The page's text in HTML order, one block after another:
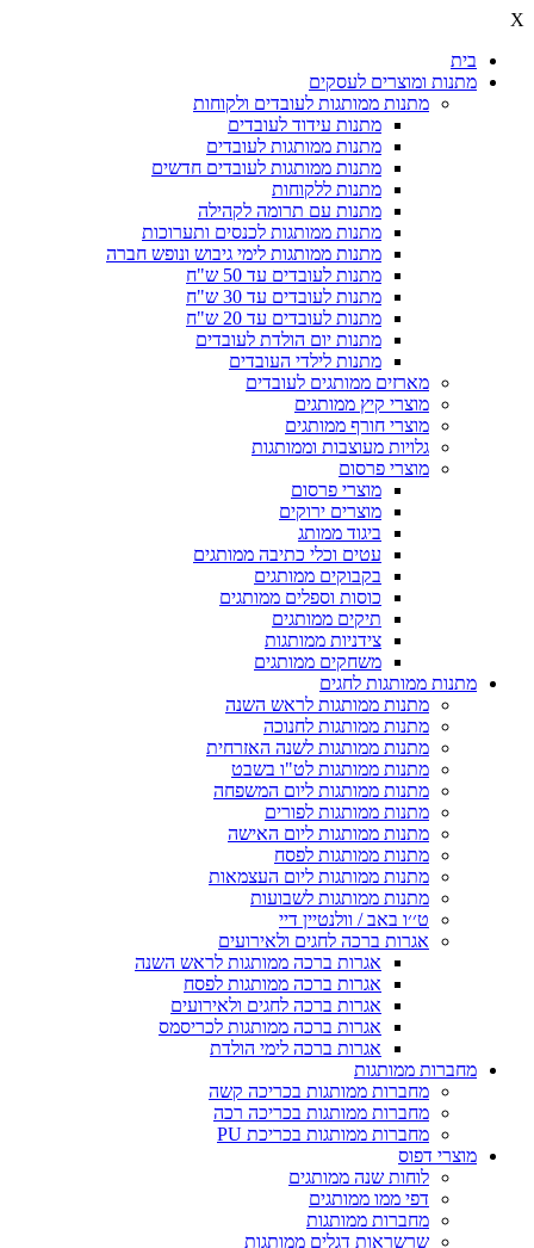
X
בית
מתנות ומוצרים לעסקים
מתנות ממותגות לעובדים ולקוחות
מתנות עידוד לעובדים
מתנות ממותגות לעובדים
מתנות ממותגות לעובדים חדשים
מתנות ללקוחות
מתנות עם תרומה לקהילה
מתנות ממותגות לכנסים ותערוכות
מתנות ממותגות לימי גיבוש ונופש חברה
מתנות לעובדים עד 50 ש"ח
מתנות לעובדים עד 30 ש"ח
מתנות לעובדים עד 20 ש"ח
מתנות יום הולדת לעובדים
מתנות לילדי העובדים
מארזים ממותגים לעובדים
מוצרי קיץ ממותגים
מוצרי חורף ממותגים
גלויות מעוצבות וממותגות
מוצרי פרסום
מוצרי פרסום
מוצרים ירוקים
ביגוד ממותג
עטים וכלי כתיבה ממותגים
בקבוקים ממותגים
כוסות וספלים ממותגים
תיקים ממותגים
צידניות ממותגות
משחקים ממותגים
מתנות ממותגות לחגים
מתנות ממותגות לראש השנה
מתנות ממותגות לחנוכה
מתנות ממותגות לשנה האזרחית
מתנות ממותגות לט"ו בשבט
מתנות ממותגות ליום המשפחה
מתנות ממותגות לפורים
מתנות ממותגות ליום האישה
מתנות ממותגות לפסח
מתנות ממותגות ליום העצמאות
מתנות ממותגות לשבועות
ט׳׳ו באב / וולנטיין דיי
אגרות ברכה לחגים ולאירועים
אגרות ברכה ממותגות לראש השנה
אגרות ברכה ממותגות לפסח
אגרות ברכה לחגים ולאירועים
אגרות ברכה ממותגות לכריסמס
אגרות ברכה לימי הולדת
מחברות ממותגות
מחברות ממותגות בכריכה קשה
מחברות ממותגות בכריכה רכה
מחברות ממותגות בכריכת PU
מוצרי דפוס
לוחות שנה ממותגים
דפי ממו ממותגים
מחברות ממותגות
שרשראות דגלים ממותגות